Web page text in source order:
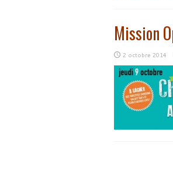
Mission
2 octobre 2014